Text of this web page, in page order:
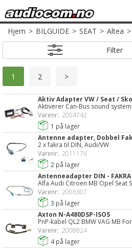
Hjem>BILGUIDE>SEAT>Altea
Filter
1 2 >
Aktiv Adapter VW / Seat /
Aktiverer Can-Bus sound
Varenr: 2004742
1 på lager
Antenne adapter, Dobbel
2 x fakra til DIN, Audi/VW
Varenr: 2011176
2 på lager
Antenneadapter DIN -
Alfa Audi Citroen MB Opel Seat
Varenr: 2006307
3 på lager
Axton N-A480DSP-ISO5
PnP-kabel QL2 BMW VAG MB
Varenr: 2008824
4på lager